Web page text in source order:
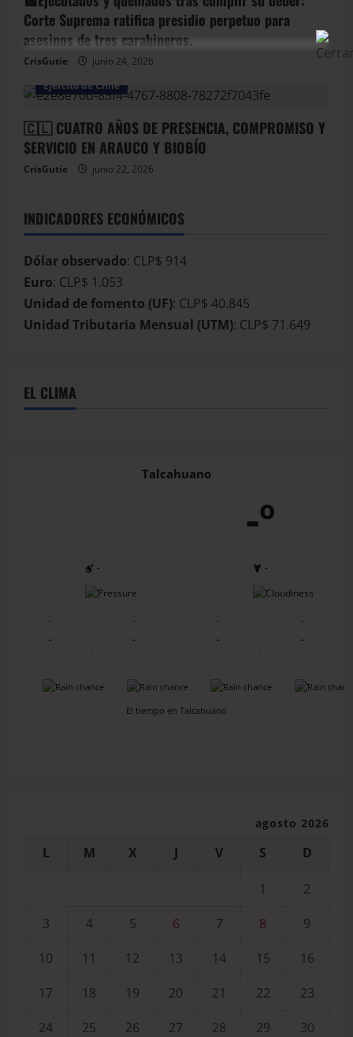
Corte Suprema ratifica presidio perpetuo para
asesinos de tres carabineros.
CrisGutie junio 24, 2026
Arauco Armada de Chile
Ejercito de Chile
🇨🇱 CUATRO AÑOS DE PRESENCIA, COMPROMISO Y
SERVICIO EN ARAUCO Y BIOBÍO
CrisGutie junio 22, 2026
INDICADORES ECONÓMICOS
Dólar observado: CLP$ 914
Euro: CLP$ 1.053
Unidad de fomento (UF): CLP$ 40.845
Unidad Tributaria Mensual (UTM): CLP$ 71.649
EL CLIMA
Talcahuano
-º
-
-
-
-
-
-
-
-
-
-
-
-
-
-
-
-
El tiempo en Talcahuano
agosto 2026
L M X J V S D
1
2
3
4 5 6 7 8
9
10
11 12 13 14 15
16
17
18 19 20 21 22
23
24
25 26 27 28 29
30